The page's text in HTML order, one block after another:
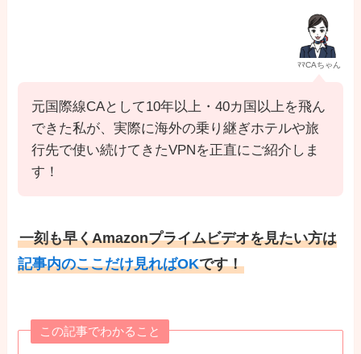
ﾏﾏCAちゃん
元国際線CAとして10年以上・40カ国以上を飛ん
できた私が、実際に海外の乗り継ぎホテルや旅
行先で使い続けてきたVPNを正直にご紹介しま
す！
一刻も早くAmazonプライムビデオを見たい方は
記事内のここだけ見ればOKです！
この記事でわかること